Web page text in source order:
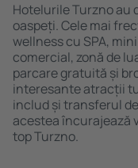
Hotelurile Turzno
oaspeți. Cele mai
wellness cu SPA,
comercial, zonă de
parcare gratuită și
interesante atracții
includ și transferul
acestea încurajează
top Turzno.